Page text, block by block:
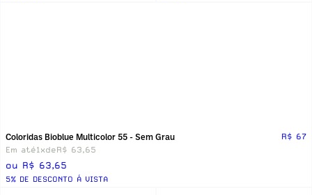
Coloridas Bioblue Multicolor 55 - Sem Grau
R$ 67
Em até1xdeR$ 63,65
ou R$ 63,65
5% DE DESCONTO Á VISTA